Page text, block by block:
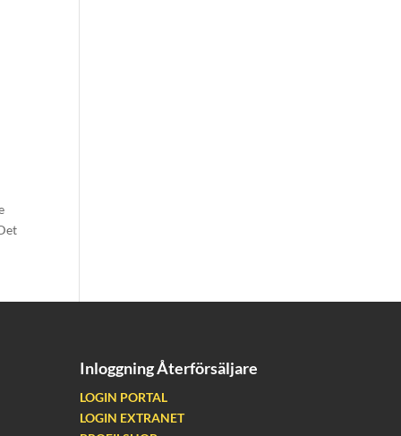
Inloggning Återförsäljare
LOGIN PORTAL
LOGIN EXTRANET